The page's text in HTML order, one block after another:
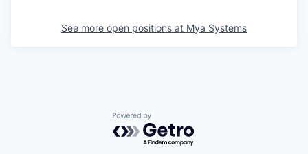
See more open positions at Mya Systems
Powered by Getro.com